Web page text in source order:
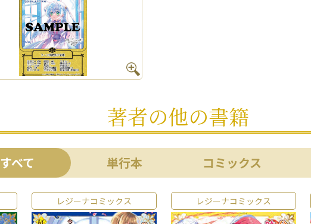
著者の他の書籍
すべて 単行本 コミックス
レジーナコミックス レジーナコミックス